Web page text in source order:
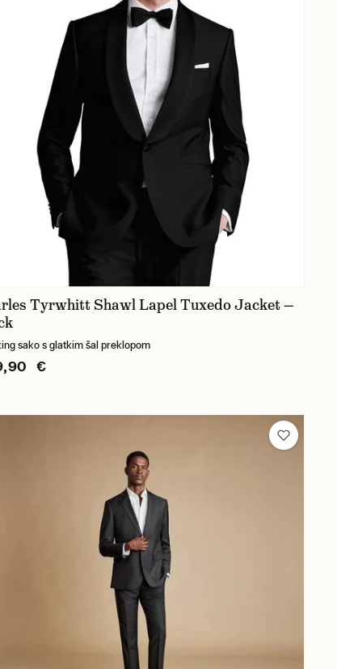
Tyrwhitt Shawl Lapel Tuxedo Jacket —
sako s glatkim šal preklopom
€